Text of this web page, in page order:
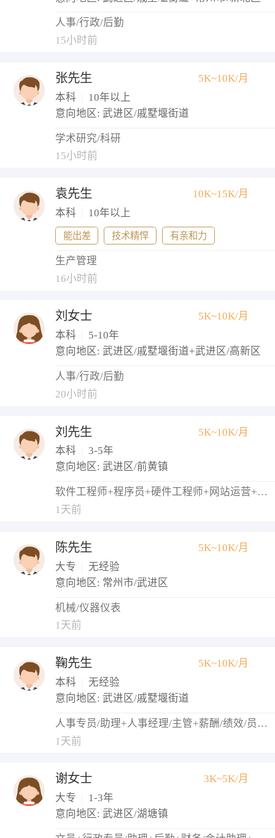
人事/行政/后勤
15小时前
张先生
5K~10K/月
本科
10年以上
意向地区: 武进区/戚墅堰街道
学术研究/科研
15小时前
袁先生
10K~15K/月
本科
10年以上
能出差 技术精悍 有亲和力
生产管理
16小时前
刘女士
5K~10K/月
本科
5-10年
意向地区: 武进区/戚墅堰街道+武进区/高新区
人事/行政/后勤
20小时前
刘先生
5K~10K/月
本科
3-5年
意向地区: 武进区/前黄镇
软件工程师+程序员+硬件工程师+网站运营+网络管理员
1天前
陈先生
5K~10K/月
大专
无经验
意向地区: 常州市/武进区
机械/仪器仪表
1天前
鞠先生
5K~10K/月
本科
无经验
意向地区: 武进区/戚墅堰街道
人事专员/助理+人事经理/主管+薪酬/绩效/员工关系+培训专员/助理+招聘专员/助理
1天前
谢女士
3K~5K/月
大专
1-3年
意向地区: 武进区/湖塘镇